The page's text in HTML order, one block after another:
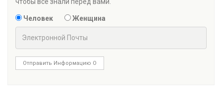
Человек Женщина
Отправить Информацию О